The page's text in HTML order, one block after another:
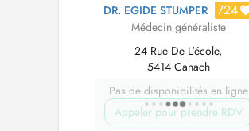
DR. EGIDE STUMPER 724
Médecin généraliste
24 Rue De L'école,
5414 Canach
Pas de disponibilités en ligne
Appeler pour prendre RDV